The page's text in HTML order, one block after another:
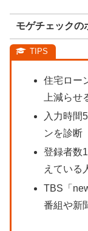
モゲチェックの
住宅ロー
上減らせ
入力時間
ンを診断
登録者数
えている
TBS「
番組や新